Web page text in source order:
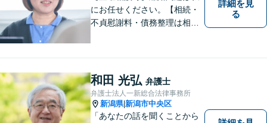
にお任せください。【相続・
不貞慰謝料・債務整理は相談
費用特約利用の場合は除
く）】
詳細を見
る
和田 光弘 弁護士
弁護士法人一新総合法律事務所
新潟県|新潟市中央区
「あなたの話を聞くことから